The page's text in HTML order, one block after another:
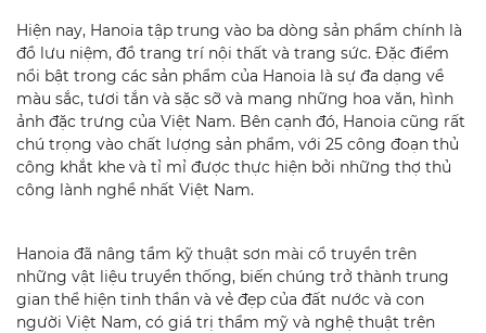
Hiện nay, Hanoia tập trung vào ba dòng sản phẩm chính là
đồ lưu niệm, đồ trang trí nội thất và trang sức. Đặc điểm
nổi bật trong các sản phẩm của Hanoia là sự đa dạng về
màu sắc, tươi tắn và sặc sỡ và mang những hoa văn, hình
ảnh đặc trưng của Việt Nam. Bên cạnh đó, Hanoia cũng rất
chú trọng vào chất lượng sản phẩm, với 25 công đoạn thủ
công khắt khe và tỉ mỉ được thực hiện bởi những thợ thủ
công lành nghề nhất Việt Nam.
Hanoia đã nâng tầm kỹ thuật sơn mài cổ truyền trên
những vật liệu truyền thống, biến chúng trở thành trung
gian thể hiện tinh thần và vẻ đẹp của đất nước và con
người Việt Nam, có giá trị thẩm mỹ và nghệ thuật trên